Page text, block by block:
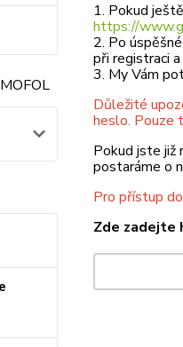
1. Pokud
https://
2. Po
při registraci
3. My Vám
Důležité
heslo. Pouze
Pokud jste již
postaráme o
Pro přístup
Zde zadejte